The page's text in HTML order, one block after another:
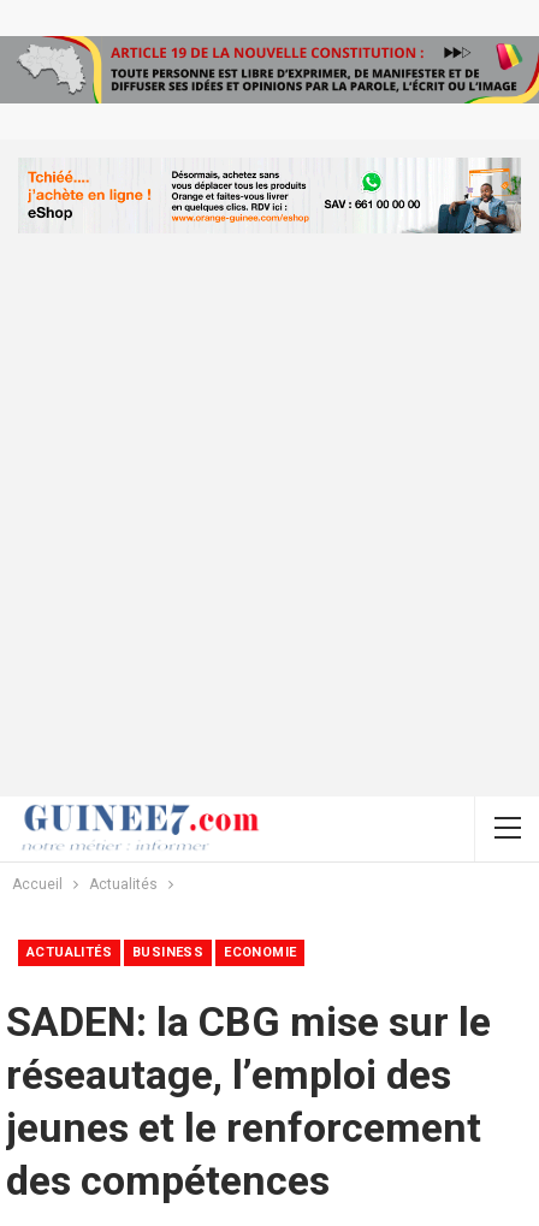
Accueil Actualités
ACTUALITÉS BUSINESS ECONOMIE
SADEN: la CBG mise sur le
réseautage, l’emploi des
jeunes et le renforcement
des compétences